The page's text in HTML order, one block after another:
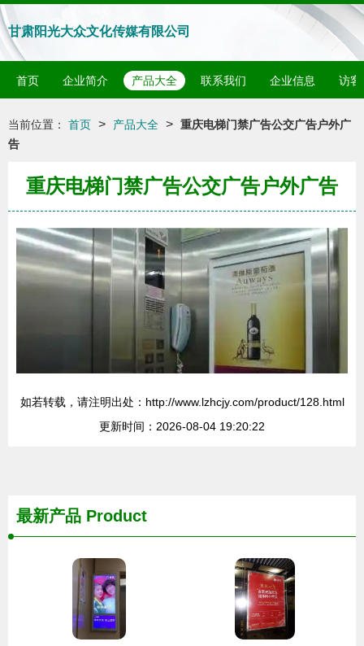
甘肃阳光大众文化传媒有限公司
首页 企业简介 产品大全 联系我们 企业信息 访客
当前位置： 首页 > 产品大全 > 重庆电梯门禁广告公交广告户外广
告
重庆电梯门禁广告公交广告户外广告
如若转载，请注明出处：http://www.lzhcjy.com/product/128.html
更新时间：2026-08-04 19:20:22
最新产品 Product